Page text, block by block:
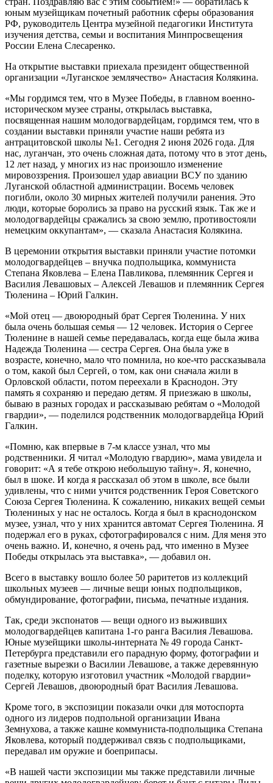
юным музейщикам почетный работник сферы образования
РФ, руководитель Центра музейной педагогики Института
изучения детства, семьи и воспитания Минпросвещения
России Елена Слесаренко.
На открытие выставки приехала президент общественной
организации «Луганское землячество» Анастасия Колякина.
«Мы гордимся тем, что в Музее Победы, в главном военно-
историческом музее страны, открылась выставка,
посвященная нашим молодогвардейцам, гордимся тем, что в
создании выставки приняли участие наши ребята из
антрацитовской школы №1. Сегодня 2 июня 2026 года. Для
нас, луганчан, это очень сложная дата, потому что в этот день,
12 лет назад, у многих из нас произошло изменение
мировоззрения. Произошел удар авиации ВСУ по зданию
Луганской областной администрации. Восемь человек
погибли, около 30 мирных жителей получили ранения. Это
люди, которые боролись за право на русский язык. Так же и
молодогвардейцы сражались за свою землю, противостояли
немецким оккупантам», — сказала Анастасия Колякина.
В церемонии открытия выставки приняли участие потомки
молодогвардейцев – внучка подпольщика, коммуниста
Степана Яковлева – Елена Павликова, племянник Сергея и
Василия Левашовых – Алексей Левашов и племянник Сергея
Тюленина – Юрий Галкин.
«Мой отец — двоюродный брат Сергея Тюленина. У них
была очень большая семья — 12 человек. История о Сергее
Тюленине в нашей семье передавалась, когда еще была жива
Надежда Тюленина — сестра Сергея. Она была уже в
возрасте, конечно, мало что помнила, но кое-что рассказывала
о том, какой был Сергей, о том, как они сначала жили в
Орловской области, потом переехали в Краснодон. Эту
память я сохраняю и передаю детям. Я приезжаю в школы,
бываю в разных городах и рассказываю ребятам о «Молодой
гвардии», — поделился родственник молодогвардейца Юрий
Галкин.
«Помню, как впервые в 7-м классе узнал, что мы
родственники. Я читал «Молодую гвардию», мама увидела и
говорит: «А я тебе открою небольшую тайну». Я, конечно,
был в шоке. И когда я рассказал об этом в школе, все были
удивлены, что с ними учится родственник Героя Советского
Союза Сергея Тюленина. К сожалению, никаких вещей семьи
Тюлениных у нас не осталось. Когда я был в краснодонском
музее, узнал, что у них хранится автомат Сергея Тюленина. Я
подержал его в руках, сфотографировался с ним. Для меня это
очень важно. И, конечно, я очень рад, что именно в Музее
Победы открылась эта выставка», — добавил он.
Всего в выставку вошло более 50 раритетов из коллекций
школьных музеев — личные вещи юных подпольщиков,
обмундирование, фотографии, письма, печатные издания.
Так, среди экспонатов — вещи одного из выживших
молодогвардейцев капитана 1-го ранга Василия Левашова.
Юные музейщики школы-интерната № 49 города Санкт-
Петербурга представили его парадную форму, фотографии и
газетные вырезки о Василии Левашове, а также деревянную
поделку, которую изготовил участник «Молодой гвардии»
Сергей Левашов, двоюродный брат Василия Левашова.
Кроме того, в экспозиции показали очки для мотоспорта
одного из лидеров подпольной организации Ивана
Земнухова, а также кашне коммуниста-подпольщика Степана
Яковлева, который поддерживал связь с подпольщиками,
передавал им оружие и боеприпасы.
«В нашей части экспозиции мы также представили личные